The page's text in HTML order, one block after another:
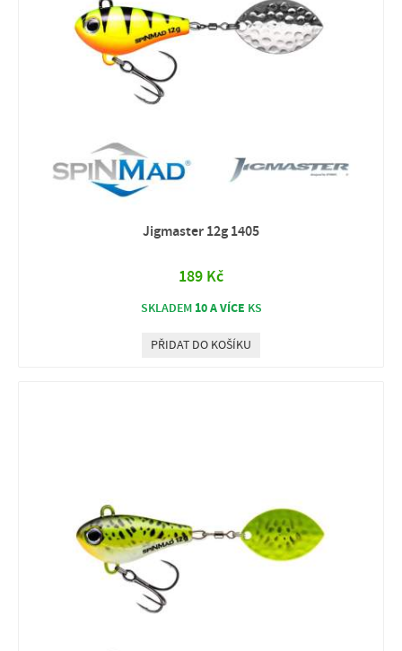
Jigmaster 12g 1405
189 Kč
SKLADEM 10 A VÍCE KS
PŘIDAT DO KOŠÍKU